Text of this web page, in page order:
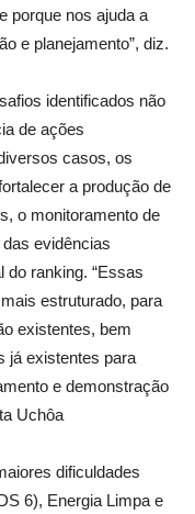
porque nos ajuda a
e planejamento”, diz.
identificados não
de ações
casos, os
a produção de
o monitoramento de
evidências
do ranking. “Essas
estruturado, para
existentes, bem
já existentes para
e demonstração
Uchôa
dificuldades
6), Energia Limpa e